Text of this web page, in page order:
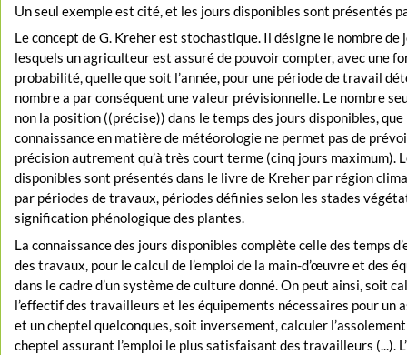
Un seul exemple est cité, et les jours disponibles sont présentés
Le concept de G. Kreher est stochastique. Il désigne le nombre de
lesquels un agriculteur est assuré de pouvoir compter, avec une
probabilité, quelle que soit l’année, pour une période de travail
nombre a par conséquent une valeur prévisionnelle. Le nombre
non la position ((précise)) dans le temps des jours disponibles, que
connaissance en matière de météorologie ne permet pas de
précision autrement qu’à très court terme (cinq jours maximum).
disponibles sont présentés dans le livre de Kreher par région
par périodes de travaux, périodes définies selon les stades
signification phénologique des plantes.
La connaissance des jours disponibles complète celle des temps
des travaux, pour le calcul de l’emploi de la main-d’œuvre et des
dans le cadre d’un système de culture donné. On peut ainsi, soit
l’effectif des travailleurs et les équipements nécessaires pour un
et un cheptel quelconques, soit inversement, calculer
cheptel assurant l’emploi le plus satisfaisant des travailleurs (...).